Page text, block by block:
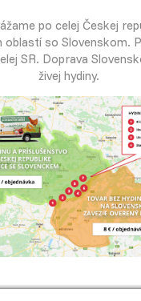
po celej Českej
oblastí so Slovenskom.
SR. Doprava
živej hydiny.